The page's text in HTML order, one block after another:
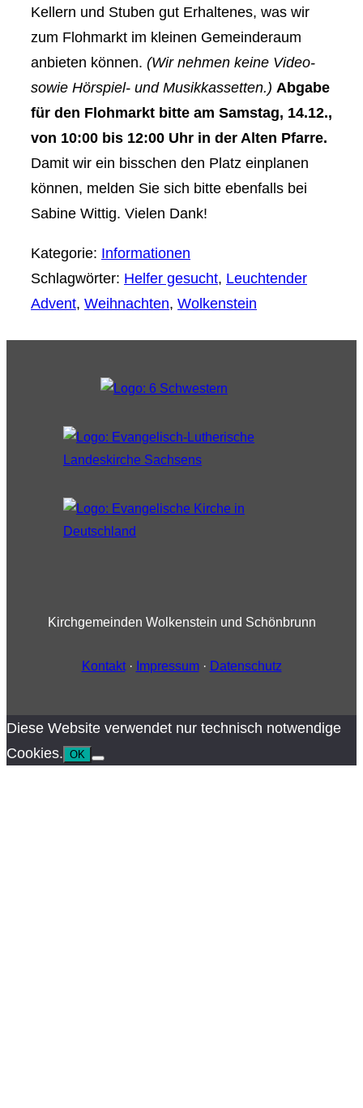
Kellern und Stuben gut Erhaltenes, was wir
zum Flohmarkt im kleinen Gemeinderaum
anbieten können. (Wir nehmen keine Video-
sowie Hörspiel- und Musikkassetten.) Abgabe
für den Flohmarkt bitte am Samstag, 14.12.,
von 10:00 bis 12:00 Uhr in der Alten Pfarre.
Damit wir ein bisschen den Platz einplanen
können, melden Sie sich bitte ebenfalls bei
Sabine Wittig. Vielen Dank!
Kategorie: Informationen
Schlagwörter: Helfer gesucht, Leuchtender
Advent, Weihnachten, Wolkenstein
Kirchgemeinden Wolkenstein und Schönbrunn
Kontakt· Impressum· Datenschutz
Diese Website verwendet nur technisch notwendige
Cookies. OK